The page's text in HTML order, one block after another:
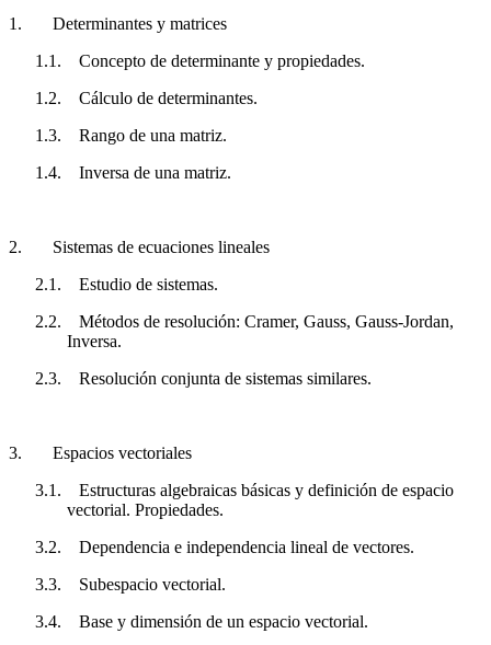
1.
Determinantes y matrices
1.1.
Concepto de determinante y propiedades.
1.2.
Cálculo de determinantes.
1.3.
Rango de una matriz.
1.4.
Inversa de una matriz.
2.
Sistemas de ecuaciones lineales
2.1.
Estudio de sistemas.
2.2.
Métodos de resolución: Cramer, Gauss, Gauss-Jordan,
Inversa.
2.3.
Resolución conjunta de sistemas similares.
3.
Espacios vectoriales
3.1.
Estructuras algebraicas básicas y definición de espacio
vectorial. Propiedades.
3.2.
Dependencia e independencia lineal de vectores.
3.3.
Subespacio vectorial.
3.4.
Base y dimensión de un espacio vectorial.